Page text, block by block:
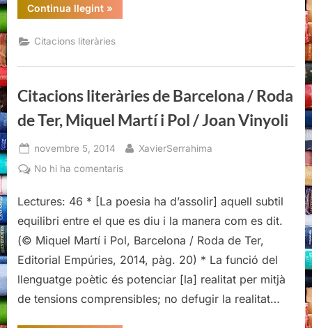
Joan
Continua llegint“Citacions
literàries
Barcelona
/
de
Martí
i
Pol
/
Vinyoli”
»
Citacions literàries
Citacions literàries de Barcelona / Roda
de Ter, Miquel Martí i Pol / Joan Vinyoli
Posted
on
novembre 5, 2014 By
XavierSerrahima
No hi ha comentarisa
literàries
/
Roda
de
Ter,
Lectures: 46 * [La poesia ha d’assolir] aquell subtil
equilibri entre el que es diu i la manera com es dit.
(© Miquel Martí i Pol, Barcelona / Roda de Ter,
Editorial Empúries, 2014, pàg. 20) * La funció del
llenguatge poètic és potenciar [la] realitat per mitjà
de tensions comprensibles; no defugir la realitat…